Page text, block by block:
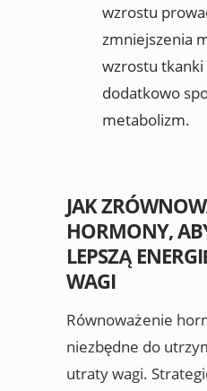
wzrostu
zmniejszenia
wzrostu tkanki
dodatkowo
metabolizm.
JAK
HORMONY,
LEPSZĄ
WAGI
Równoważenie
niezbędne do
utraty wagi.